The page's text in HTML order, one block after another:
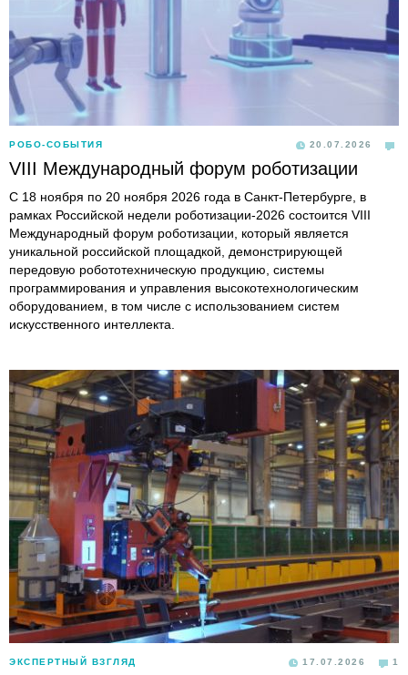
РОБО-СОБЫТИЯ 20.07.2026
VIII Международный форум роботизации
С 18 ноября по 20 ноября 2026 года в Санкт-Петербурге, в
рамках Российской недели роботизации-2026 состоится VIII
Международный форум роботизации, который является
уникальной российской площадкой, демонстрирующей
передовую робототехническую продукцию, системы
программирования и управления высокотехнологическим
оборудованием, в том числе с использованием систем
искусственного интеллекта.
ЭКСПЕРТНЫЙ ВЗГЛЯД 17.07.2026 1